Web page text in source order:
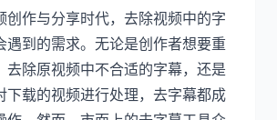
创作与分享时代，去除视频中的字
遇到的需求。无论是创作者想要重
去除原视频中不合适的字幕，还是
下载的视频进行处理，去字幕都成